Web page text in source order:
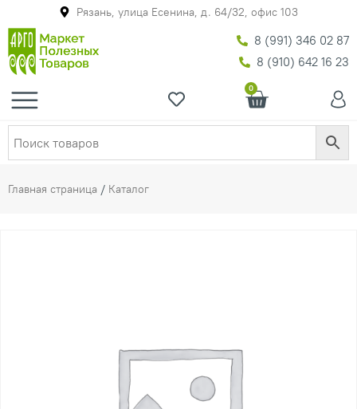
Рязань, улица Есенина, д. 64/32, офис 103
8 (991) 346 02 87
8 (910) 642 16 23
0
Главная страница / Каталог